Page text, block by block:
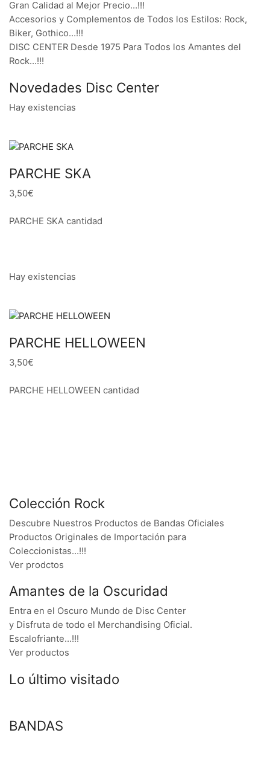
Gran Calidad al Mejor Precio…!!!
Accesorios y Complementos de Todos los Estilos: Rock,
Biker, Gothico…!!!
DISC CENTER Desde 1975 Para Todos los Amantes del
Rock…!!!
Novedades Disc Center
Hay existencias
PARCHE SKA
3,50€
PARCHE SKA cantidad
Hay existencias
PARCHE HELLOWEEN
3,50€
PARCHE HELLOWEEN cantidad
Colección Rock
Descubre Nuestros Productos de Bandas Oficiales
Productos Originales de Importación para
Coleccionistas…!!!
Ver prodctos
Amantes de la Oscuridad
Entra en el Oscuro Mundo de Disc Center
y Disfruta de todo el Merchandising Oficial.
Escalofriante…!!!
Ver productos
Lo último visitado
BANDAS